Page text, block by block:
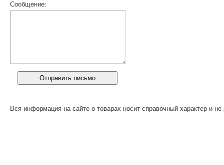
Сообщение:
Вся информация на сайте о товарах носит справочный характер и